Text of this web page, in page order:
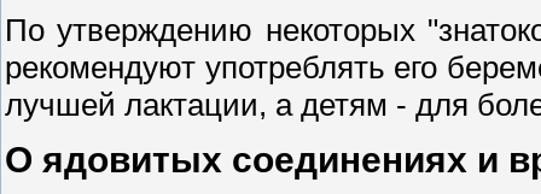
По утверждению некоторых
рекомендуют употреблять его
лучшей лактации, а детям - для
О ядовитых соединениях и